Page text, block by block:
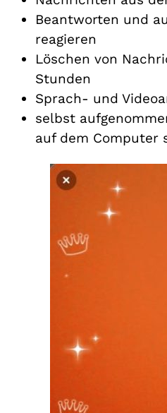
Beantworten und
reagieren
Löschen von
Stunden
Sprach- und
selbst
auf dem Computer